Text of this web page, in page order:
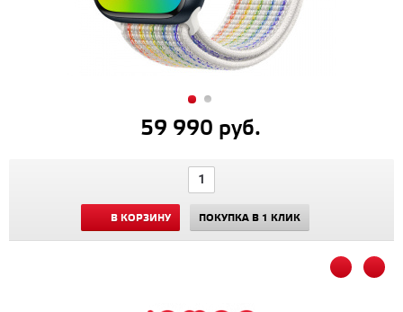
59 990 руб.
В КОРЗИНУ ПОКУПКА В 1 КЛИК